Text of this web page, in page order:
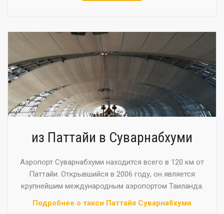
из Паттайи в Суварнабхуми
Аэропорт Суварнабхуми находится всего в 120 км от
Паттайи. Открывшийся в 2006 году, он является
крупнейшим международным аэропортом Таиланда.
Подробнее о такси Паттайя Суварнабхуми